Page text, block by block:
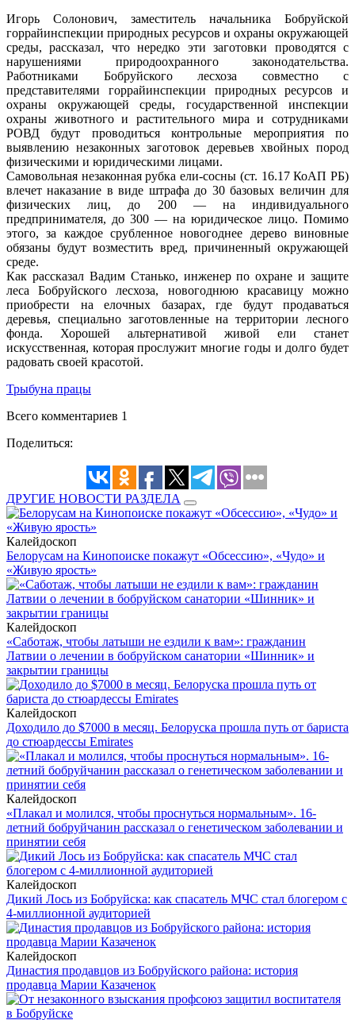
Игорь Солонович, заместитель начальника Бобруйской
горрайинспекции природных ресурсов и охраны окружающей
среды, рассказал, что нередко эти заготовки проводятся с
нарушениями природоохранного законодательства.
Работниками Бобруйского лесхоза совместно с
представителями горрайинспекции природных ресурсов и
охраны окружающей среды, государственной инспекции
охраны животного и растительного мира и сотрудниками
РОВД будут проводиться контрольные мероприятия по
выявлению незаконных заготовок деревьев хвойных пород
физическими и юридическими лицами.
Самовольная незаконная рубка ели-сосны (ст. 16.17 КоАП РБ)
влечет наказание в виде штрафа до 30 базовых величин для
физических лиц, до 200 — на индивидуального
предпринимателя, до 300 — на юридическое лицо. Помимо
этого, за каждое срубленное новогоднее дерево виновные
обязаны будут возместить вред, причиненный окружающей
среде.
Как рассказал Вадим Станько, инженер по охране и защите
леса Бобруйского лесхоза, новогоднюю красавицу можно
приобрести на елочных базарах, где будут продаваться
деревья, специально заготовленные на территории лесного
фонда. Хорошей альтернативой живой ели станет
искусственная, которая прослужит многие годы и долго будет
радовать своей красотой.
Трыбуна працы
Всего комментариев 1
Поделиться:
ДРУГИЕ НОВОСТИ РАЗДЕЛА
Калейдоскоп
Белорусам на Кинопоиске покажут «Обсессию», «Чудо» и
«Живую ярость»
Калейдоскоп
«Саботаж, чтобы латыши не ездили к вам»: гражданин
Латвии о лечении в бобруйском санатории «Шинник» и
закрытии границы
Калейдоскоп
Доходило до $7000 в месяц. Белоруска прошла путь от бариста
до стюардессы Emirates
Калейдоскоп
«Плакал и молился, чтобы проснуться нормальным». 16-
летний бобруйчанин рассказал о генетическом заболевании и
принятии себя
Калейдоскоп
Дикий Лось из Бобруйска: как спасатель МЧС стал блогером с
4-миллионной аудиторией
Калейдоскоп
Династия продавцов из Бобруйского района: история
продавца Марии Казаченок